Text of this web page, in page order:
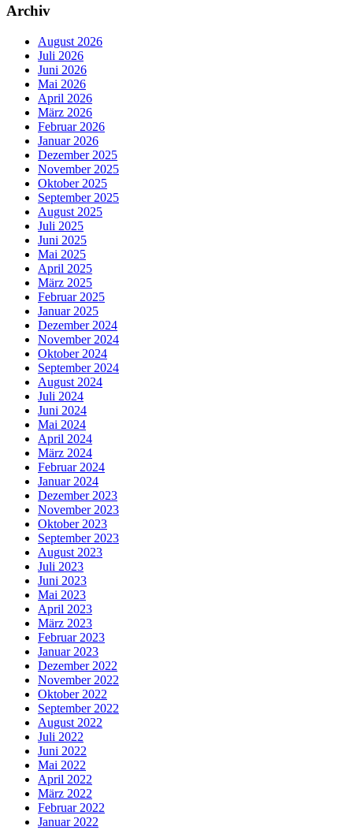
Archiv
August 2026
Juli 2026
Juni 2026
Mai 2026
April 2026
März 2026
Februar 2026
Januar 2026
Dezember 2025
November 2025
Oktober 2025
September 2025
August 2025
Juli 2025
Juni 2025
Mai 2025
April 2025
März 2025
Februar 2025
Januar 2025
Dezember 2024
November 2024
Oktober 2024
September 2024
August 2024
Juli 2024
Juni 2024
Mai 2024
April 2024
März 2024
Februar 2024
Januar 2024
Dezember 2023
November 2023
Oktober 2023
September 2023
August 2023
Juli 2023
Juni 2023
Mai 2023
April 2023
März 2023
Februar 2023
Januar 2023
Dezember 2022
November 2022
Oktober 2022
September 2022
August 2022
Juli 2022
Juni 2022
Mai 2022
April 2022
März 2022
Februar 2022
Januar 2022